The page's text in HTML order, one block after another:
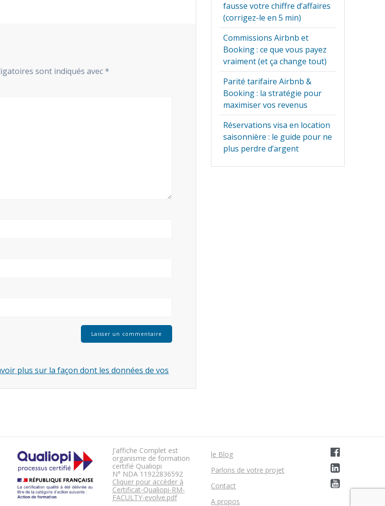
sont indiqués avec*
plus sur la façon dont les données de vos
fausse votre chiffre d’affaires
(corrigez-le en 5 min)
Commissions Airbnb et
Booking : ce que vous payez
vraiment (et ça change tout)
Parité tarifaire Airbnb &
Booking : la stratégie pour
maximiser vos revenus
Réservations visa en location
saisonnière : le guide pour ne
plus perdre d’argent
J'affiche Complet est
organisme de formation
certifié Qualiopi
N° NDA 11922836592
Cliquer pour accéder à
Certificat-Qualiopi-RM-
FACULTY-evolve.pdf
le Blog
Parlons de votre projet
Contact
A propos